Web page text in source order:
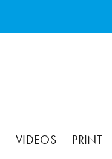
VIDEOS PRINT